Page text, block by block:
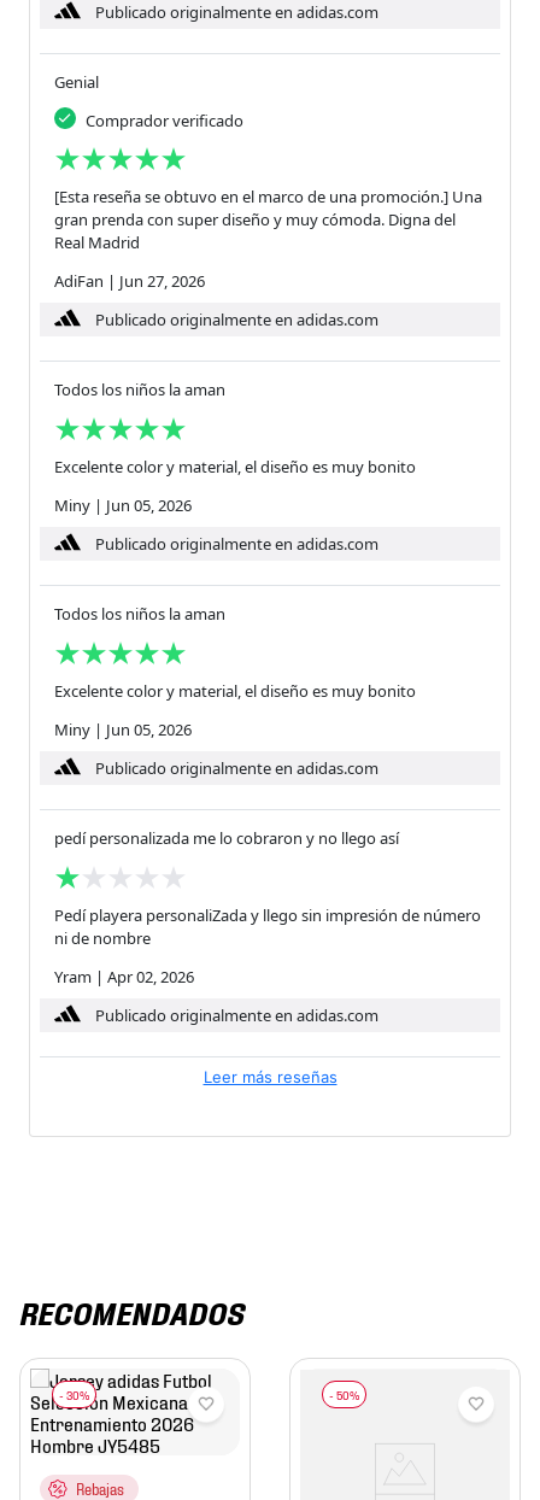
Publicado originalmente en adidas.com
Genial
Comprador verificado
[Esta reseña se obtuvo en el marco de una promoción.] Una
gran prenda con super diseño y muy cómoda. Digna del
Real Madrid
AdiFan | Jun 27, 2026
Publicado originalmente en adidas.com
Todos los niños la aman
Excelente color y material, el diseño es muy bonito
Miny | Jun 05, 2026
Publicado originalmente en adidas.com
Todos los niños la aman
Excelente color y material, el diseño es muy bonito
Miny | Jun 05, 2026
Publicado originalmente en adidas.com
pedí personalizada me lo cobraron y no llego así
Pedí playera personaliZada y llego sin impresión de número
ni de nombre
Yram | Apr 02, 2026
Publicado originalmente en adidas.com
Leer más reseñas
RECOMENDADOS
Rebajas